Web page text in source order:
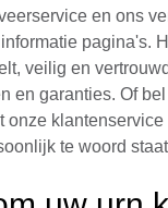
en ons
pagina's.
veilig en
en garanties. Of
onze
te woord